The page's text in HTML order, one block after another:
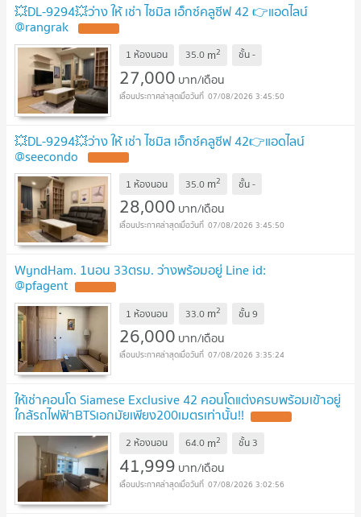
💥DL-9294💥ว่าง ให้ เช่า ไซมิส เอ็กซ์คลูซีฟ 42 👉แอดไลน์
@rangrak
1 ห้องนอน 35.0 m2 ชั้น-
27,000 บาท/เดือน
07/08/2026 3:45:50
💥DL-9294💥ว่าง ให้ เช่า ไซมิส เอ็กซ์คลูซีฟ 42👉แอดไลน์
@seecondo
1 ห้องนอน 35.0 m2 ชั้น-
28,000 บาท/เดือน
07/08/2026 3:45:50
WyndHam. 1นอน 33ตรม. ว่างพร้อมอยู่ Line id:
@pfagent
1 ห้องนอน 33.0 m2 ชั้น9
26,000 บาท/เดือน
07/08/2026 3:35:24
ให้เช่าคอนโด Siamese Exclusive 42 คอนโดแต่งครบพร้อมเข้าอยู่
ใกล้รถไฟฟ้าBTSเอกมัยเพียง200เมตรเท่านั้น!!
2 ห้องนอน 64.0 m2 ชั้น 3
41,999 บาท/เดือน
07/08/2026 3:02:56